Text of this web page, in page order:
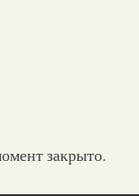
закрыто.